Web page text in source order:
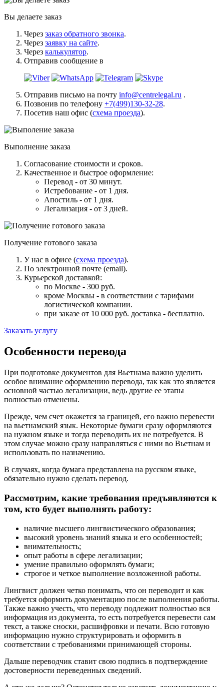
Вы делаете заказ
Через заказ обратного звонка.
Через заявку на сайте.
Через калькулятор.
Отправив сообщение в
Отправив письмо на почту info@centrelegal.ru .
Позвонив по телефону +7(499)130-32-28.
Посетив наш офис (схема проезда).
Выполнение заказа
Согласование стоимости и сроков.
Качественное и быстрое оформление:
Перевод - от 30 минут.
Истребование - от 1 дня.
Апостиль - от 1 дня.
Легализация - от 3 дней.
Получение готового заказа
У нас в офисе (схема проезда).
По электронной почте (email).
Курьерской доставкой:
по Москве - 300 руб.
кроме Москвы - в соответствии с тарифами
логистической компании.
при заказе от 10 000 руб. доставка - бесплатно.
Заказать услугу
Особенности перевода
При подготовке документов для Вьетнама важно уделить
особое внимание оформлению перевода, так как это является
основной частью легализации, ведь другие ее этапы
полностью отменены.
Прежде, чем счет окажется за границей, его важно перевести
на вьетнамский язык. Некоторые бумаги сразу оформляются
на нужном языке и тогда переводить их не потребуется. В
этом случае можно сразу направляться с ними во Вьетнам и
использовать по назначению.
В случаях, когда бумага представлена на русском языке,
обязательно нужно сделать перевод.
Рассмотрим, какие требования предъявляются к
том, кто будет выполнять работу:
наличие высшего лингвистического образования;
высокий уровень знаний языка и его особенностей;
внимательность;
опыт работы в сфере легализации;
умение правильно оформлять бумаги;
строгое и четкое выполнение возложенной работы.
Лингвист должен четко понимать, что он переводит и как
требуется оформить документацию после выполнения работы.
Также важно учесть, что переводу подлежит полностью вся
информация из документа, то есть потребуется перевести сам
текст, а также сноски, расшифровки и печати. Всю готовую
информацию нужно структурировать и оформить в
соответствии с требованиями принимающей стороны.
Дальше переводчик ставит свою подпись в подтверждение
достоверности переведенных сведений.